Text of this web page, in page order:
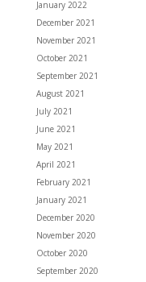
January 2022
December 2021
November 2021
October 2021
September 2021
August 2021
July 2021
June 2021
May 2021
April 2021
February 2021
January 2021
December 2020
November 2020
October 2020
September 2020